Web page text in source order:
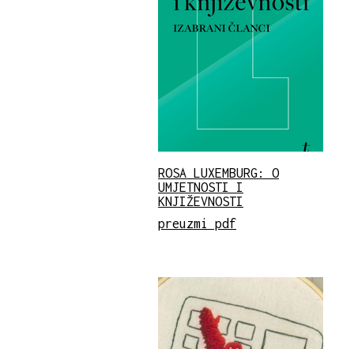
ROSA LUXEMBURG: O
UMJETNOSTI I
KNJIŽEVNOSTI
preuzmi pdf